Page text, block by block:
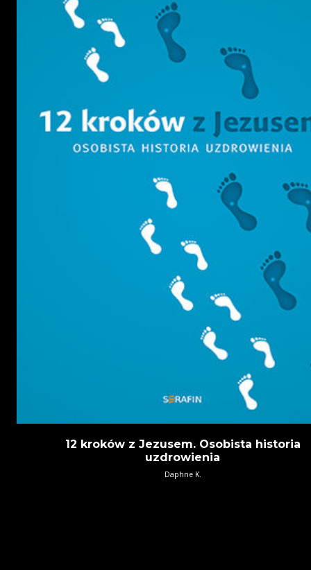
12 kroków z Jezusem. Osobista historia
uzdrowienia
Daphne K.